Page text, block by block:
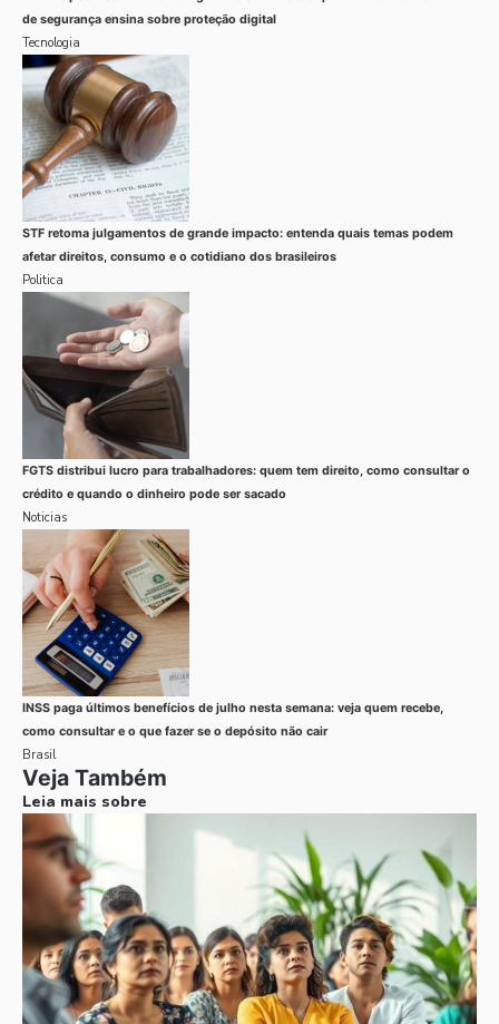
de segurança ensina sobre proteção digital
Tecnologia
STF retoma julgamentos de grande impacto: entenda quais temas podem
afetar direitos, consumo e o cotidiano dos brasileiros
Politica
FGTS distribui lucro para trabalhadores: quem tem direito, como consultar o
crédito e quando o dinheiro pode ser sacado
Noticias
INSS paga últimos benefícios de julho nesta semana: veja quem recebe,
como consultar e o que fazer se o depósito não cair
Brasil
Veja Também
Leia mais sobre